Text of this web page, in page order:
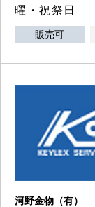
曜・祝祭日
販売可
河野金物（有）